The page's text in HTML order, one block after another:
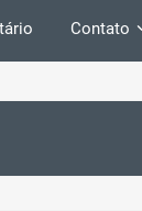
Contato